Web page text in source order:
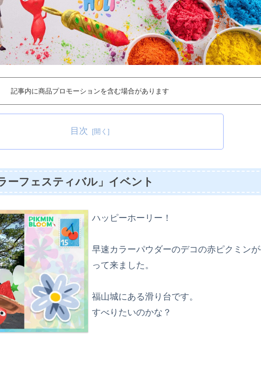
記事内に商品プロモーションを含む場合があります
目次
ーフェスティバル」イベント
ハッピーホーリー！
早速カラーパウダーのデコの赤ピクミン
って来ました。
福山城にある滑り台です。
すべりたいのかな？